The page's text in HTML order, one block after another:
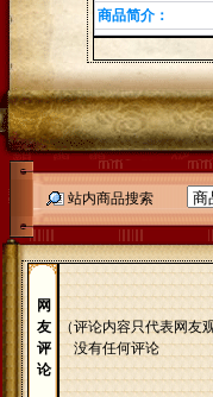
商品简介：
站内商品搜索
网
友
评
论
（评论内容只代表网友
没有任何评论